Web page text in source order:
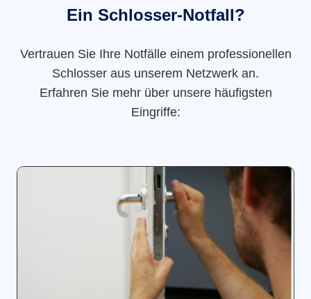
Ein Schlosser-Notfall?
Vertrauen Sie Ihre Notfälle einem professionellen
Schlosser aus unserem Netzwerk an.
Erfahren Sie mehr über unsere häufigsten
Eingriffe: